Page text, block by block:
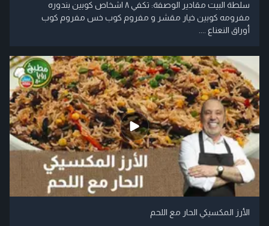
سلطة البيت مقادير الوصفة: تكفي ٨ اشخاص كوبين بندوره
مفرومه كوبين خيار مقشر و مفروم كوب خس مفروم كوب
أوراق النعناع ....
الأرز المكسيكي الحار مع اللحم